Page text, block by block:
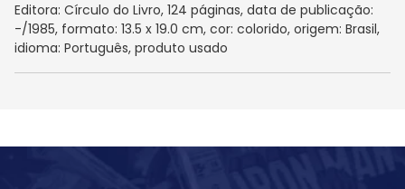
Editora: Círculo do Livro, 124 páginas, data de publicação:
-/1985, formato: 13.5 x 19.0 cm, cor: colorido, origem: Brasil,
idioma: Português, produto usado